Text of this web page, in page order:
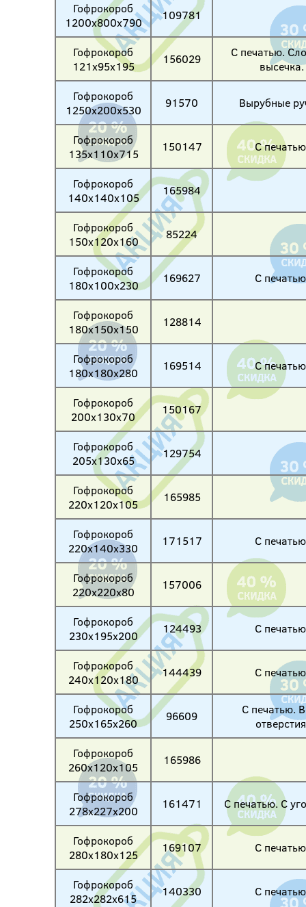
Гофрокороб
1200х800х790
109781
Гофрокороб
121х95х195
156029
С печатью.
высечка.
Гофрокороб
1250х200х530
91570 Вырубные
Гофрокороб
135х110х715
150147 С
Гофрокороб
140х140х105
165984
Гофрокороб
150х120х160
85224
Гофрокороб
180х100х230
169627 С
Гофрокороб
180х150х150
128814
Гофрокороб
180х180х280
169514 С
Гофрокороб
200х130х70
150167
Гофрокороб
205х130х65
129754
Гофрокороб
220х120х105
165985
Гофрокороб
220х140х330
171517 С
Гофрокороб
220х220х80
157006
Гофрокороб
230х195х200
124493 С
Гофрокороб
240х120х180
144439 С
Гофрокороб
250х165х260
96609
С печатью.
Гофрокороб
260х120х105
165986
Гофрокороб
278х227х200
161471 С печатью. С
Гофрокороб
280х180х125
169107 С
Гофрокороб
282х282х615
140330 С